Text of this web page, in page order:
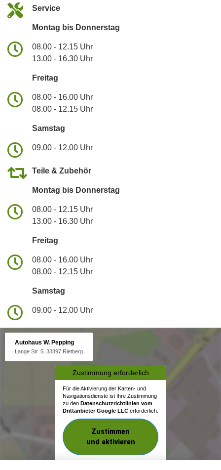
Service
Montag bis Donnerstag
08.00 - 12.15 Uhr
13.00 - 16.30 Uhr
Freitag
08.00 - 16.00 Uhr
08.00 - 12.15 Uhr
Samstag
09.00 - 12.00 Uhr
Teile & Zubehör
Montag bis Donnerstag
08.00 - 12.15 Uhr
13.00 - 16.30 Uhr
Freitag
08.00 - 16.00 Uhr
08.00 - 12.15 Uhr
Samstag
09.00 - 12.00 Uhr
Autohaus W. Pepping
Lange Str. 5, 33397 Rietberg
Zustimmung erforderlich
Für die Aktivierung der Karten- und
Navigationsdienste ist Ihre Zustimmung
zu den Datenschutzrichtlinien vom
Drittanbieter Google LLC erforderlich.
Zustimmen
und aktivieren